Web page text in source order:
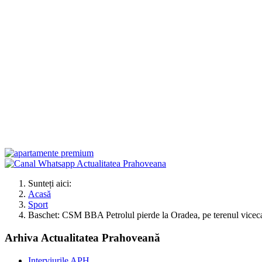
Sunteți aici:
Acasă
Sport
Baschet: CSM BBA Petrolul pierde la Oradea, pe terenul
Arhiva Actualitatea Prahoveană